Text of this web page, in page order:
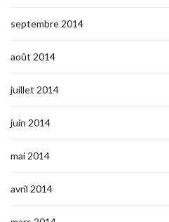
septembre 2014
août 2014
juillet 2014
juin 2014
mai 2014
avril 2014